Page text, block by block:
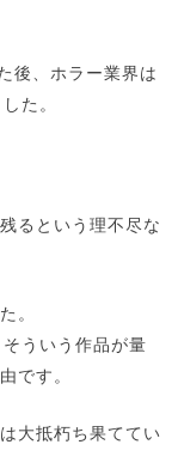
後、ホラー業界は
た。
るという理不尽な
。
ういう作品が量
です。
大抵朽ち果ててい